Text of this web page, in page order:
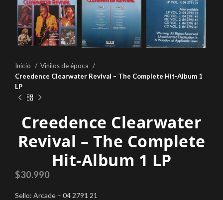
Inicio
Vinilos de época
Creedence Clearwater Revival – The Complete Hit-Album 1
LP
Creedence Clearwater
Revival – The Complete
Hit-Album 1 LP
$30.990
Sello: Arcade – 04 2791 21